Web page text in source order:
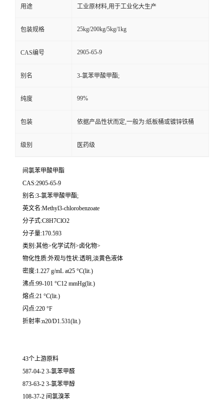
用途 工业原材料,用于工业化大生产
包装规格 25kg/200kg/5kg/1kg
CAS编号 2905-65-9
别名 3-氯苯甲酸甲酯;
纯度 99%
包装 依据产品性状而定,一般为:纸板桶或镀锌铁桶
级别 医药级
间氯苯甲酸甲酯
CAS:2905-65-9
别名:3-氯苯甲酸甲酯;
英文名:Methyl3-chlorobenzoate
分子式:C8H7ClO2
分子量:170.593
类别:其他>化学试剂>卤化物>
物化性质:外观与性状:透明,淡黄色液体
密度:1.227 g/mL at25 °C(lit.)
沸点:99-101 °C12 mmHg(lit.)
熔点:21 °C(lit.)
闪点:220 °F
折射率:n20/D1.531(lit.)
43个上游原料
587-04-2 3-氯苯甲醛
873-63-2 3-氯苯甲醇
108-37-2 间氯溴苯